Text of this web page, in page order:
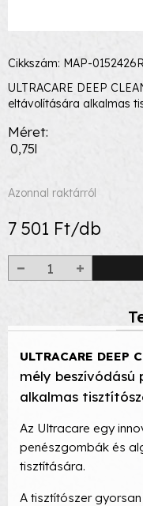
Cikkszám: MAP-
ULTRACARE DEEP
eltávolítására alkalmas
Méret
0,75l
Azonnal raktárról
7 501 Ft/db
ULTRACARE DEEP
mély
alkalmas
Az Ultracare egy
penészgombák és
tisztítására.
A tisztítószer